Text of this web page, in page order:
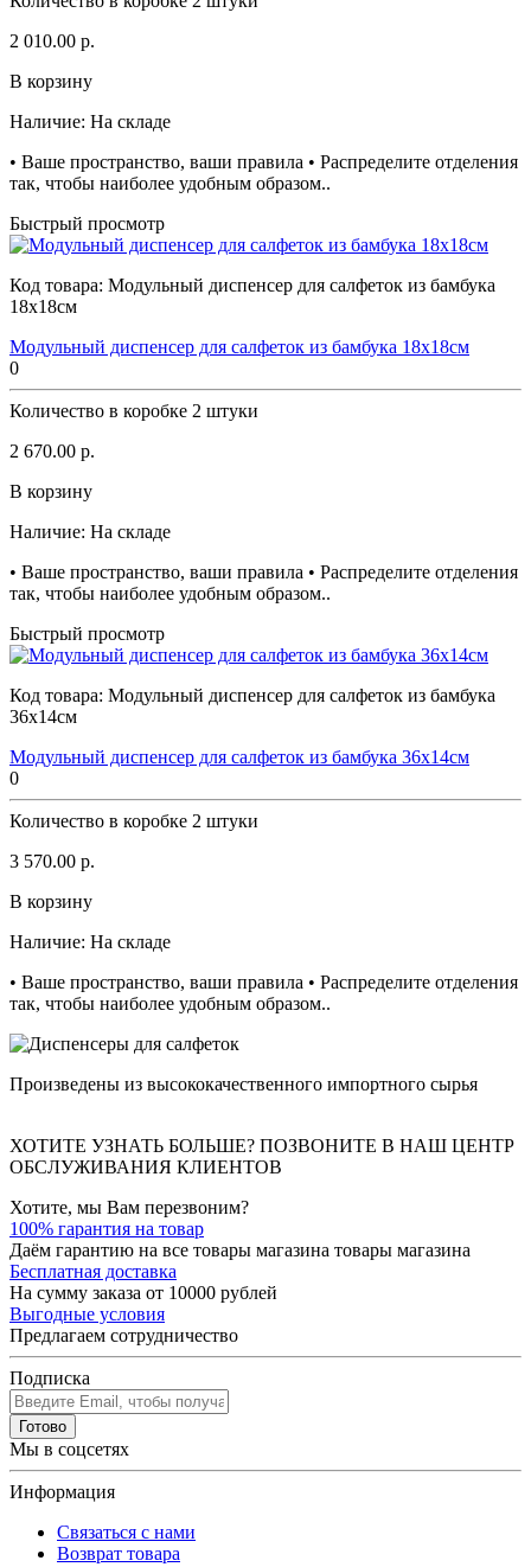
2 010.00 р.
В корзину
Наличие: На складе
• Ваше пространство, ваши правила • Распределите отделения
так, чтобы наиболее удобным образом..
Быстрый просмотр
Код товара: Модульный диспенсер для салфеток из бамбука
18х18см
Модульный диспенсер для салфеток из бамбука 18х18см
0
Количество в коробке 2 штуки
2 670.00 р.
В корзину
Наличие: На складе
• Ваше пространство, ваши правила • Распределите отделения
так, чтобы наиболее удобным образом..
Быстрый просмотр
Код товара: Модульный диспенсер для салфеток из бамбука
36х14см
Модульный диспенсер для салфеток из бамбука 36х14см
0
Количество в коробке 2 штуки
3 570.00 р.
В корзину
Наличие: На складе
• Ваше пространство, ваши правила • Распределите отделения
так, чтобы наиболее удобным образом..
Произведены из высококачественного импортного сырья
ХОТИТЕ УЗНАТЬ БОЛЬШЕ? ПОЗВОНИТЕ В НАШ ЦЕНТР
ОБСЛУЖИВАНИЯ КЛИЕНТОВ
Хотите, мы Вам перезвоним?
100% гарантия на товар
Даём гарантию на все товары магазина товары магазина
Бесплатная доставка
На сумму заказа от 10000 рублей
Выгодные условия
Предлагаем сотрудничество
Подписка
Готово
Мы в соцсетях
Информация
Связаться с нами
Возврат товара